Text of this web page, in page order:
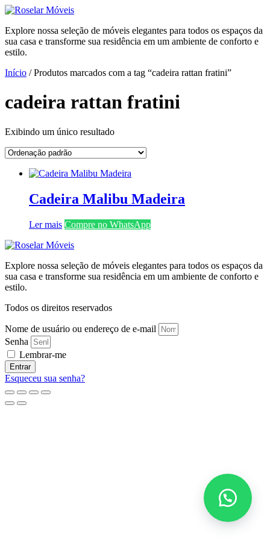
Ir
o
conteúdo
Explore nossa seleção de móveis elegantes para todos os espaços da
sua casa e transforme sua residência em um ambiente de conforto e
estilo.
Início / Produtos marcados com a tag “cadeira rattan fratini”
cadeira rattan fratini
Exibindo um único resultado
Cadeira Malibu Madeira
Ler mais Compre no WhatsApp
Explore nossa seleção de móveis elegantes para todos os espaços da
sua casa e transforme sua residência em um ambiente de conforto e
estilo.
Todos os direitos reservados
Nome de usuário ou endereço de e-mail
Senha
Lembrar-me
Entrar
Esqueceu sua senha?